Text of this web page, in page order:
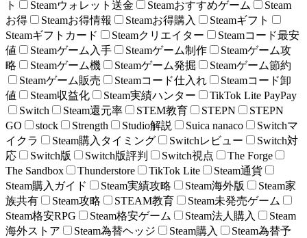
ト Steamウォレット送金 Steamおすすめゲーム
Steam
お得
Steamお得情報 Steamお得購入
Steamギフト
Steamギフトカード
Steamクリエイター
Steamコード最安
値
Steamゲーム入手 Steamゲーム制作
Steamゲーム攻
略
Steamゲーム機 Steamゲーム発掘
Steamゲーム節約
Steamゲーム販売
Steamコード仕入れ
Steamコード卸
値
Steam収益化 Steam実績ハンター
TikTok Lite PayPay
Switch
Steam還元率 STEM教育 STEPN
STEPN
GO
stock Strength Studio解説 Suica nanaco
Switchマ
イクラ
Steam購入タイミング Switchレビュー
Switch対
応
Switch版 Switch版評判 Switch視点
The Forge
The Sandbox
Thunderstore TikTok Lite
Steam通貨
Steam購入ガイド
Steam実績攻略 Steam海外版
Steam家
族共有
Steam攻略 STEAM教育
Steam未発売ゲーム
Steam格安RPG
Steam格安ゲーム Steam法人購入
Steam
海外ストア
Steam為替ヘッジ Steam購入
Steam為替予